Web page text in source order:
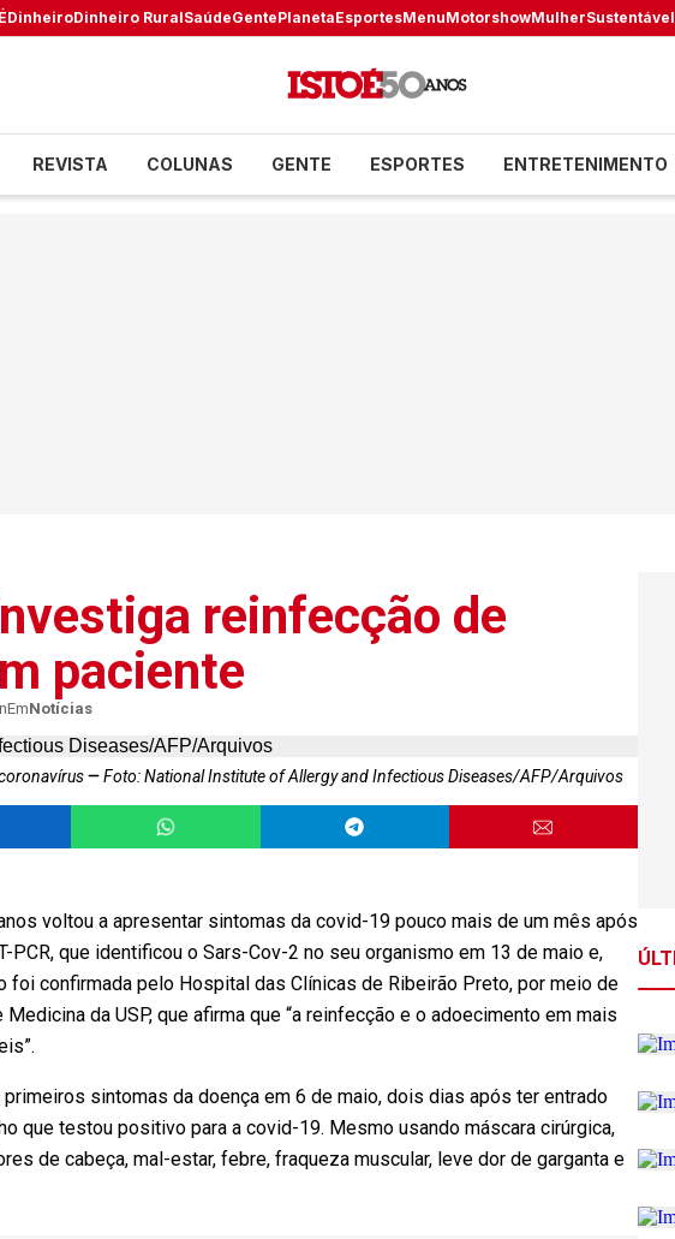
DinheiroDinheiro RuralSaúdeGentePlanetaEsportesMenuMotorshowMulherSustentável
REVISTA COLUNAS GENTE ESPORTES ENTRETENIMENTO
reinfecção de
paciente
EmNotícias
Foto: National Institute of Allergy and Infectious Diseases/AFP/Arquivos
voltou a apresentar sintomas da covid-19 pouco mais de um mês após
PCR, que identificou o Sars-Cov-2 no seu organismo em 13 de maio e,
foi confirmada pelo Hospital das Clínicas de Ribeirão Preto, por meio de
da USP, que afirma que “a reinfecção e o adoecimento em mais
sintomas da doença em 6 de maio, dois dias após ter entrado
que testou positivo para a covid-19. Mesmo usando máscara cirúrgica,
de cabeça, mal-estar, febre, fraqueza muscular, leve dor de garganta e